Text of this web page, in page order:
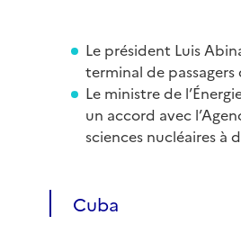
Le président Luis
terminal de
Le ministre de
un accord avec
sciences nucléaires à
Cuba